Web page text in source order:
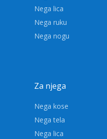
Nega lica
Nega ruku
Nega nogu
Za njega
Nega kose
Nega tela
Nega lica